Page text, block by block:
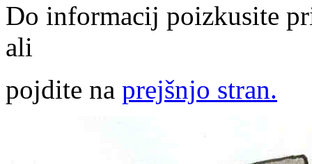
Do informacij poizkusite
ali
pojdite na prejšnjo stran.